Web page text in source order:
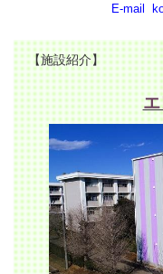
E-mail
【施設紹介】